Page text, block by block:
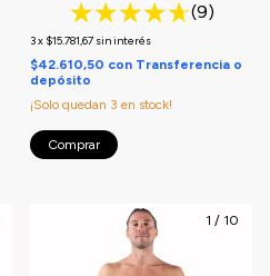
(9)
3x $15.781,67 sin interés
$42.610,50 con Transferencia o
depósito
¡Solo quedan 3 en stock!
Comprar
1 / 10